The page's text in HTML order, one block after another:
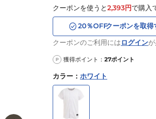
クーポンを使うと2,393円で購入
20％OFFクーポンを取得
クーポンのご利用にはログイン
P 獲得ポイント： 27ポイント
カラー ： ホワイト